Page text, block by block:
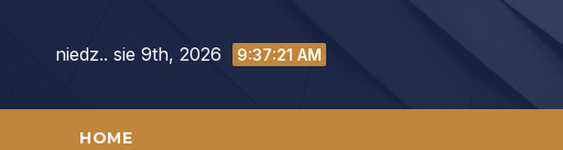
niedz.. sie 9th, 2026 9:37:22 AM
HOME